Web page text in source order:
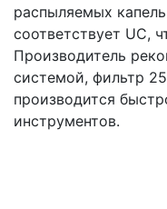
распыляемых
соответствует UC,
Производитель
системой, фильтр
производится
инструментов.